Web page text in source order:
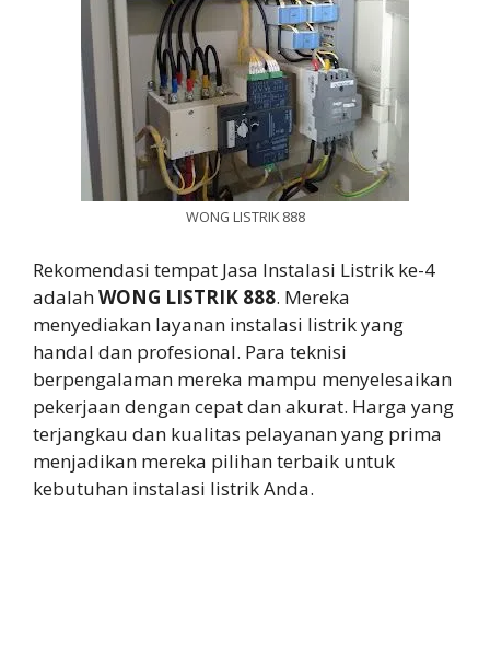
WONG LISTRIK 888
Rekomendasi tempat Jasa Instalasi Listrik ke-4
adalahWONG LISTRIK 888. Mereka
menyediakan layanan instalasi listrik yang
handal dan profesional. Para teknisi
berpengalaman mereka mampu menyelesaikan
pekerjaan dengan cepat dan akurat. Harga yang
terjangkau dan kualitas pelayanan yang prima
menjadikan mereka pilihan terbaik untuk
kebutuhan instalasi listrik Anda.